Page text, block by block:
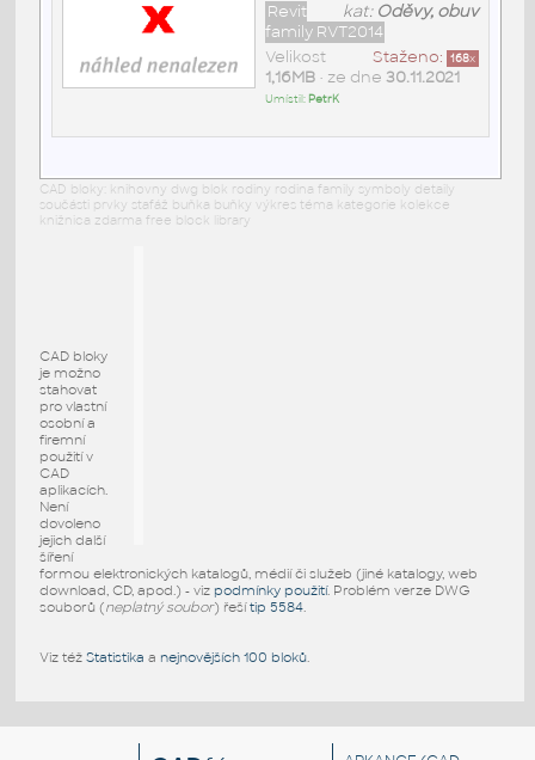
kat: Oděvy, obuv
Revit
family RVT2014
Staženo: 168x
Velikost
1,16MB• ze dne 30.11.2021
Umístil: PetrK
CAD bloky: knihovny dwg blok rodiny rodina family symboly detaily
součásti prvky stafáž buňka buňky výkres téma kategorie kolekce
knižnica zdarma free block library
CAD bloky
je možno
stahovat
pro vlastní
osobní a
firemní
použití v
CAD
aplikacích.
Není
dovoleno
jejich další
šíření
formou elektronických katalogů, médií či služeb (jiné katalogy, web
download, CD, apod.) - viz podmínky použití. Problém verze DWG
souborů (neplatný soubor) řešítip 5584.
Viz též Statistika a nejnovějších 100 bloků.